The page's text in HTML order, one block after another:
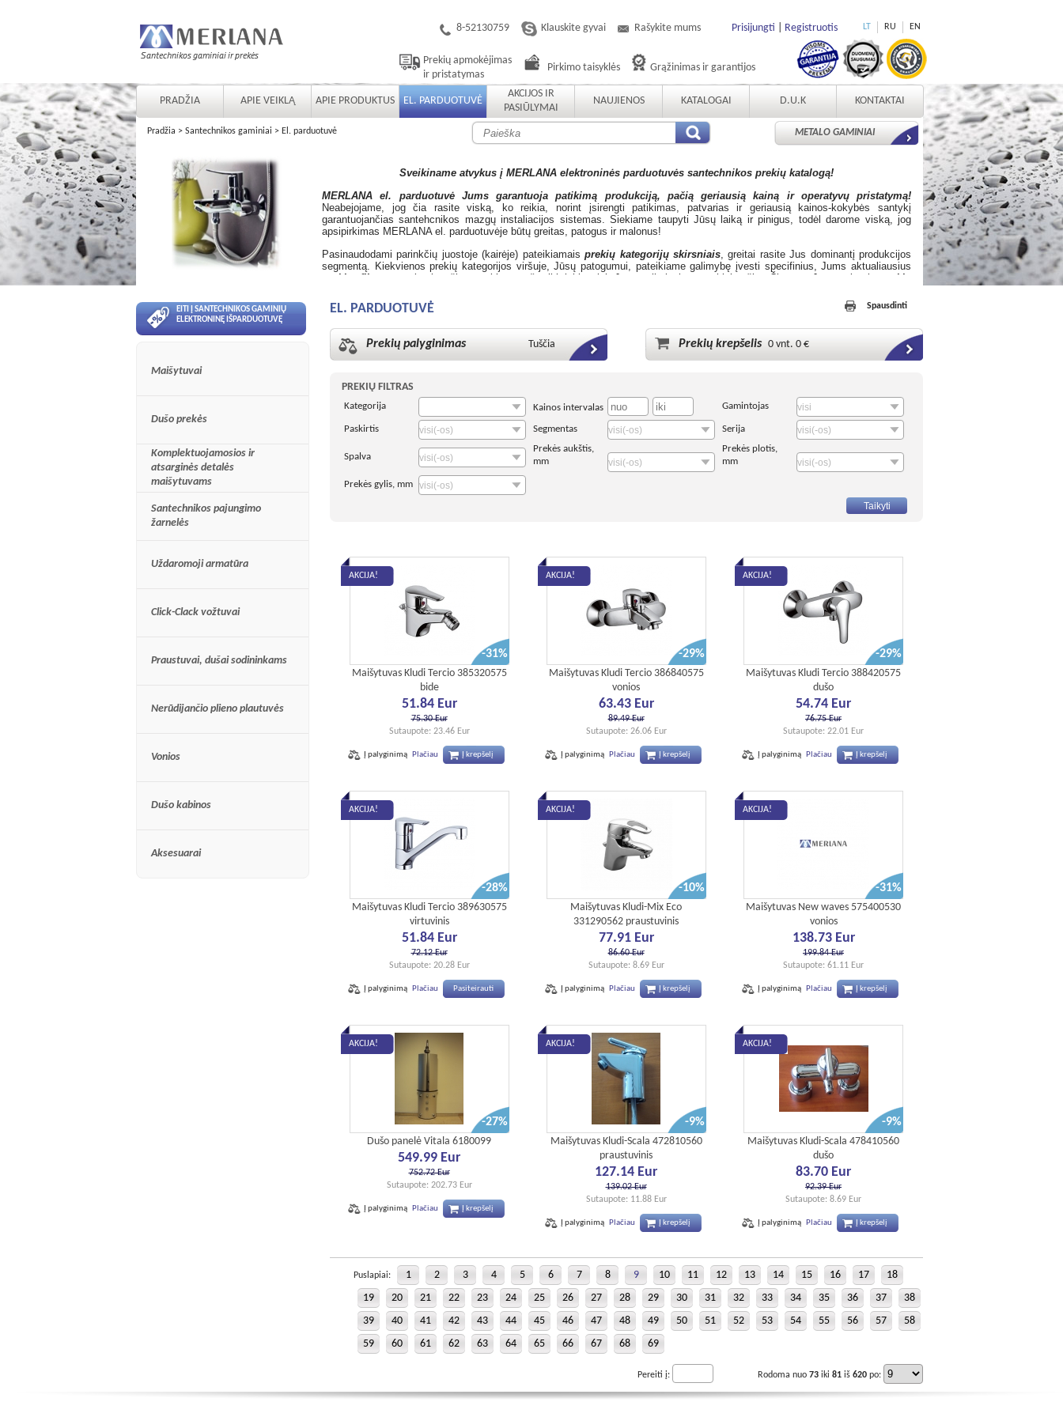
LT RU EN
Prisijungti Registruotis
8-52130759 Klauskite gyvai Rašykite mums
Prekių apmokėjimas
ir pristatymas
Pirkimo taisyklės Grąžinimas ir garantijos
PRADŽIA APIE VEIKLĄ APIE PRODUKTUS EL. PARDUOTUVĖ
AKCIJOS IR
PASIŪLYMAI
NAUJIENOS KATALOGAI D.U.K KONTAKTAI
Pradžia > Santechnikos gaminiai > El. parduotuvė METALO GAMINIAI
Sveikiname atvykus į MERLANA elektroninės parduotuvės santechnikos prekių katalogą!
MERLANA el. parduotuvė Jums garantuoja patikimą produkciją, pačią geriausią kainą ir operatyvų pristatymą!
Neabejojame, jog čia rasite viską, ko reikia, norint įsirengti patikimas, patvarias ir geriausią kainos-kokybės santykį
garantuojančias santehcnikos mazgų instaliacijos sistemas. Siekiame taupyti Jūsų laiką ir pinigus, todėl darome viską, jog
apsipirkimas MERLANA el. parduotuvėje būtų greitas, patogus ir malonus!
Pasinaudodami parinkčių juostoje (kairėje) pateikiamaisprekių kategorijų skirsniais, greitai rasite Jus dominantį produkcijos
segmentą. Kiekvienos prekių kategorijos viršuje, Jūsų patogumui, pateikiame galimybę įvesti specifinius, Jums aktualiausius
prekių filtrus
, susiaurinančius prekių sąraša iki labiausiai Jūsų reikalavimus atitinkančių. Čia pat Jūs rasite ir
prekių
EITI Į SANTECHNIKOS GAMINIŲ
ELEKTRONINĘ IŠPARDUOTUVĘ
Maišytuvai
Dušo prekės
Komplektuojamosios ir
atsarginės detalės
maišytuvams
Santechnikos pajungimo
žarnelės
Uždaromoji armatūra
Click-Clack vožtuvai
Praustuvai, dušai sodininkams
Nerūdijančio plieno plautuvės
Vonios
Dušo kabinos
Aksesuarai
EL. PARDUOTUVĖ Spausdinti
Prekių palyginimas Tuščia Prekių krepšelis 0 vnt. 0 €
PREKIŲ FILTRAS
Kategorija Kainos intervalas Gamintojas
Paskirtis Segmentas Serija
Spalva
Prekės aukštis,
mm
Prekės plotis,
mm
Prekės gylis, mm
AKCIJA!
-31%
Maišytuvas Kludi Tercio 385320575
bide
51.84 Eur
75.30 Eur
Sutaupote: 23.46 Eur
Į palyginimą Plačiau Į krepšelį
AKCIJA!
-29%
Maišytuvas Kludi Tercio 386840575
vonios
63.43 Eur
89.49 Eur
Sutaupote: 26.06 Eur
Į palyginimą Plačiau Į krepšelį
AKCIJA!
-29%
Maišytuvas Kludi Tercio 388420575
dušo
54.74 Eur
76.75 Eur
Sutaupote: 22.01 Eur
Į palyginimą Plačiau Į krepšelį
AKCIJA!
-28%
Maišytuvas Kludi Tercio 389630575
virtuvinis
51.84 Eur
72.12 Eur
Sutaupote: 20.28 Eur
Į palyginimą Plačiau Pasiteirauti
AKCIJA!
-10%
Maišytuvas Kludi-Mix Eco
331290562 praustuvinis
77.91 Eur
86.60 Eur
Sutaupote: 8.69 Eur
Į palyginimą Plačiau Į krepšelį
AKCIJA!
-31%
Maišytuvas New waves 575400530
vonios
138.73 Eur
199.84 Eur
Sutaupote: 61.11 Eur
Į palyginimą Plačiau Į krepšelį
AKCIJA!
-27%
Dušo panelė Vitala 6180099
549.99 Eur
752.72 Eur
Sutaupote: 202.73 Eur
Į palyginimą Plačiau Į krepšelį
AKCIJA!
-9%
Maišytuvas Kludi-Scala 472810560
praustuvinis
127.14 Eur
139.02 Eur
Sutaupote: 11.88 Eur
Į palyginimą Plačiau Į krepšelį
AKCIJA!
-9%
Maišytuvas Kludi-Scala 478410560
dušo
83.70 Eur
92.39 Eur
Sutaupote: 8.69 Eur
Į palyginimą Plačiau Į krepšelį
Puslapiai: 1 2 3 4 5 6 7 8 9 10 11 12 13 14 15 16 17
18
19
20 21 22 23 24 25 26 27 28 29 30 31 32 33 34 35 36 37
38
39
40 41 42 43 44 45 46 47 48 49 50 51 52 53 54 55 56 57
58
59
60 61 62 63 64 65 66 67 68 69
Rodoma nuo 73 iki 81 iš 620 po:
Pereiti į: